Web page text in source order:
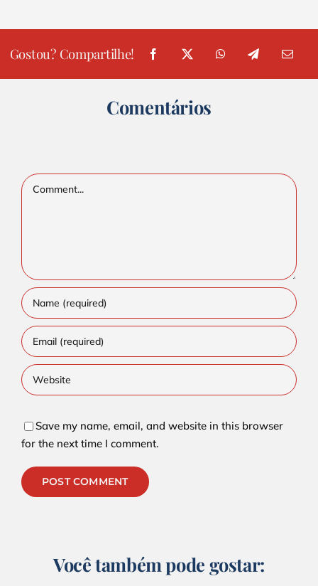
Gostou? Compartilhe!
Comentários
Comment
Save my name, email, and website in this browser
for the next time I comment.
Você também pode gostar: